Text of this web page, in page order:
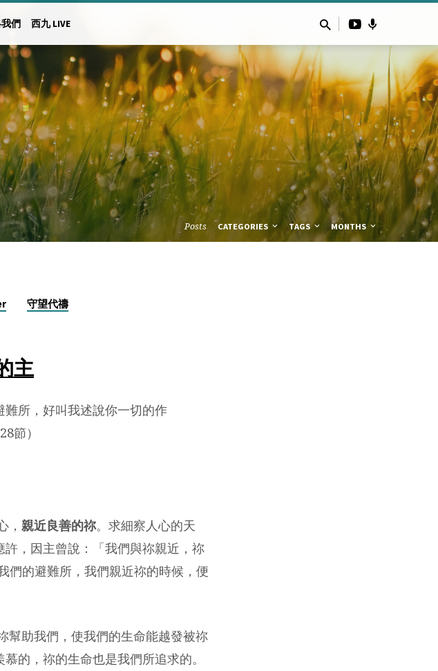
們 西九 LIVE
Posts CATEGORIES TAGS MONTHS
守望代禱
主
所，好叫我述說你一切的作
）
， 親近良善的祢。求細察人心的天
，因主曾說：「我們與祢親近，祢
們的避難所，我們親近祢的時候，便
幫助我們，使我們的生命能越發被祢
的，祢的生命也是我們所追求的。